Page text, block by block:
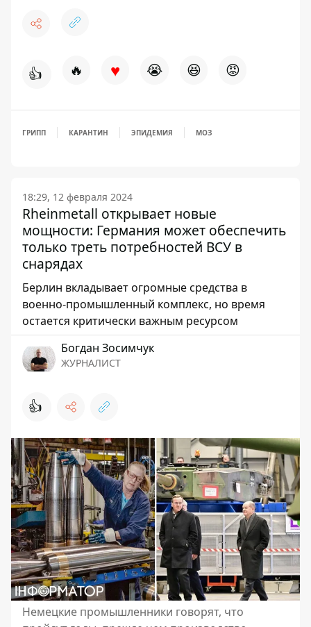
👍 🔥 ♥ 😭 😆 😡
ГРИПП КАРАНТИН ЭПИДЕМИЯ МОЗ
18:29, 12 февраля 2024
Rheinmetall открывает новые
мощности: Германия может обеспечить
только треть потребностей ВСУ в
снарядах
Берлин вкладывает огромные средства в
военно-промышленный комплекс, но время
остается критически важным ресурсом
Богдан Зосимчук
ЖУРНАЛИСТ
👍
Немецкие промышленники говорят, что